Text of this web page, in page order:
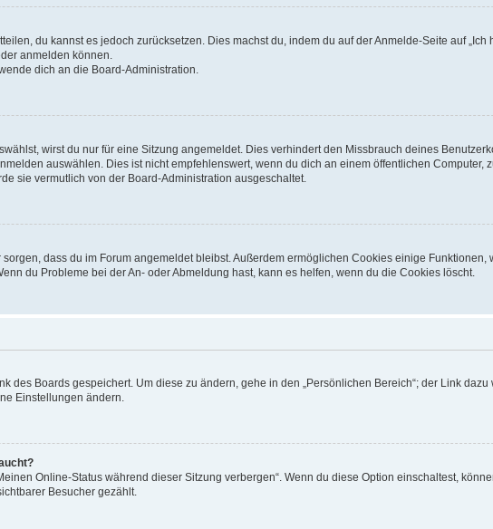
du kannst es jedoch zurücksetzen. Dies machst du, indem du auf der Anmelde-Seite auf „Ich
anmelden können.
dich an die Board-Administration.
wirst du nur für eine Sitzung angemeldet. Dies verhindert den Missbrauch deines
auswählen. Dies ist nicht empfehlenswert, wenn du dich an einem öffentlichen Computer,
sie vermutlich von der Board-Administration ausgeschaltet.
dass du im Forum angemeldet bleibst. Außerdem ermöglichen Cookies einige Funktionen,
du Probleme bei der An- oder Abmeldung hast, kann es helfen, wenn du die Cookies löscht.
Boards gespeichert. Um diese zu ändern, gehe in den „Persönlichen Bereich“; der Link dazu
Einstellungen ändern.
Online-Status während dieser Sitzung verbergen“. Wenn du diese Option einschaltest,
Besucher gezählt.